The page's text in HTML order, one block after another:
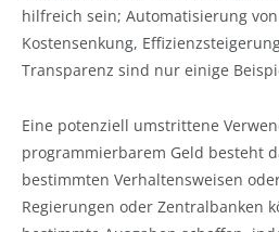
hilfreich sein; Automatisierung
Kostensenkung,
Transparenz sind nur einige
Eine potenziell umstrittene
programmierbarem Geld besteht
bestimmten Verhaltensweisen
Regierungen oder Zentralbanken